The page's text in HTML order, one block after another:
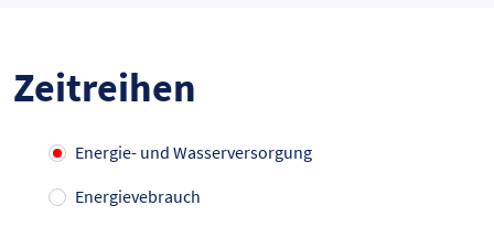
Zeitreihen
Energie- und Wasserversorgung
Energievebrauch